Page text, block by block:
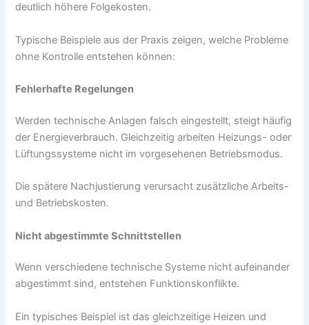
deutlich höhere Folgekosten.
Typische Beispiele aus der Praxis zeigen, welche Probleme
ohne Kontrolle entstehen können:
Fehlerhafte Regelungen
Werden technische Anlagen falsch eingestellt, steigt häufig
der Energieverbrauch. Gleichzeitig arbeiten Heizungs- oder
Lüftungssysteme nicht im vorgesehenen Betriebsmodus.
Die spätere Nachjustierung verursacht zusätzliche Arbeits-
und Betriebskosten.
Nicht abgestimmte Schnittstellen
Wenn verschiedene technische Systeme nicht aufeinander
abgestimmt sind, entstehen Funktionskonflikte.
Ein typisches Beispiel ist das gleichzeitige Heizen und